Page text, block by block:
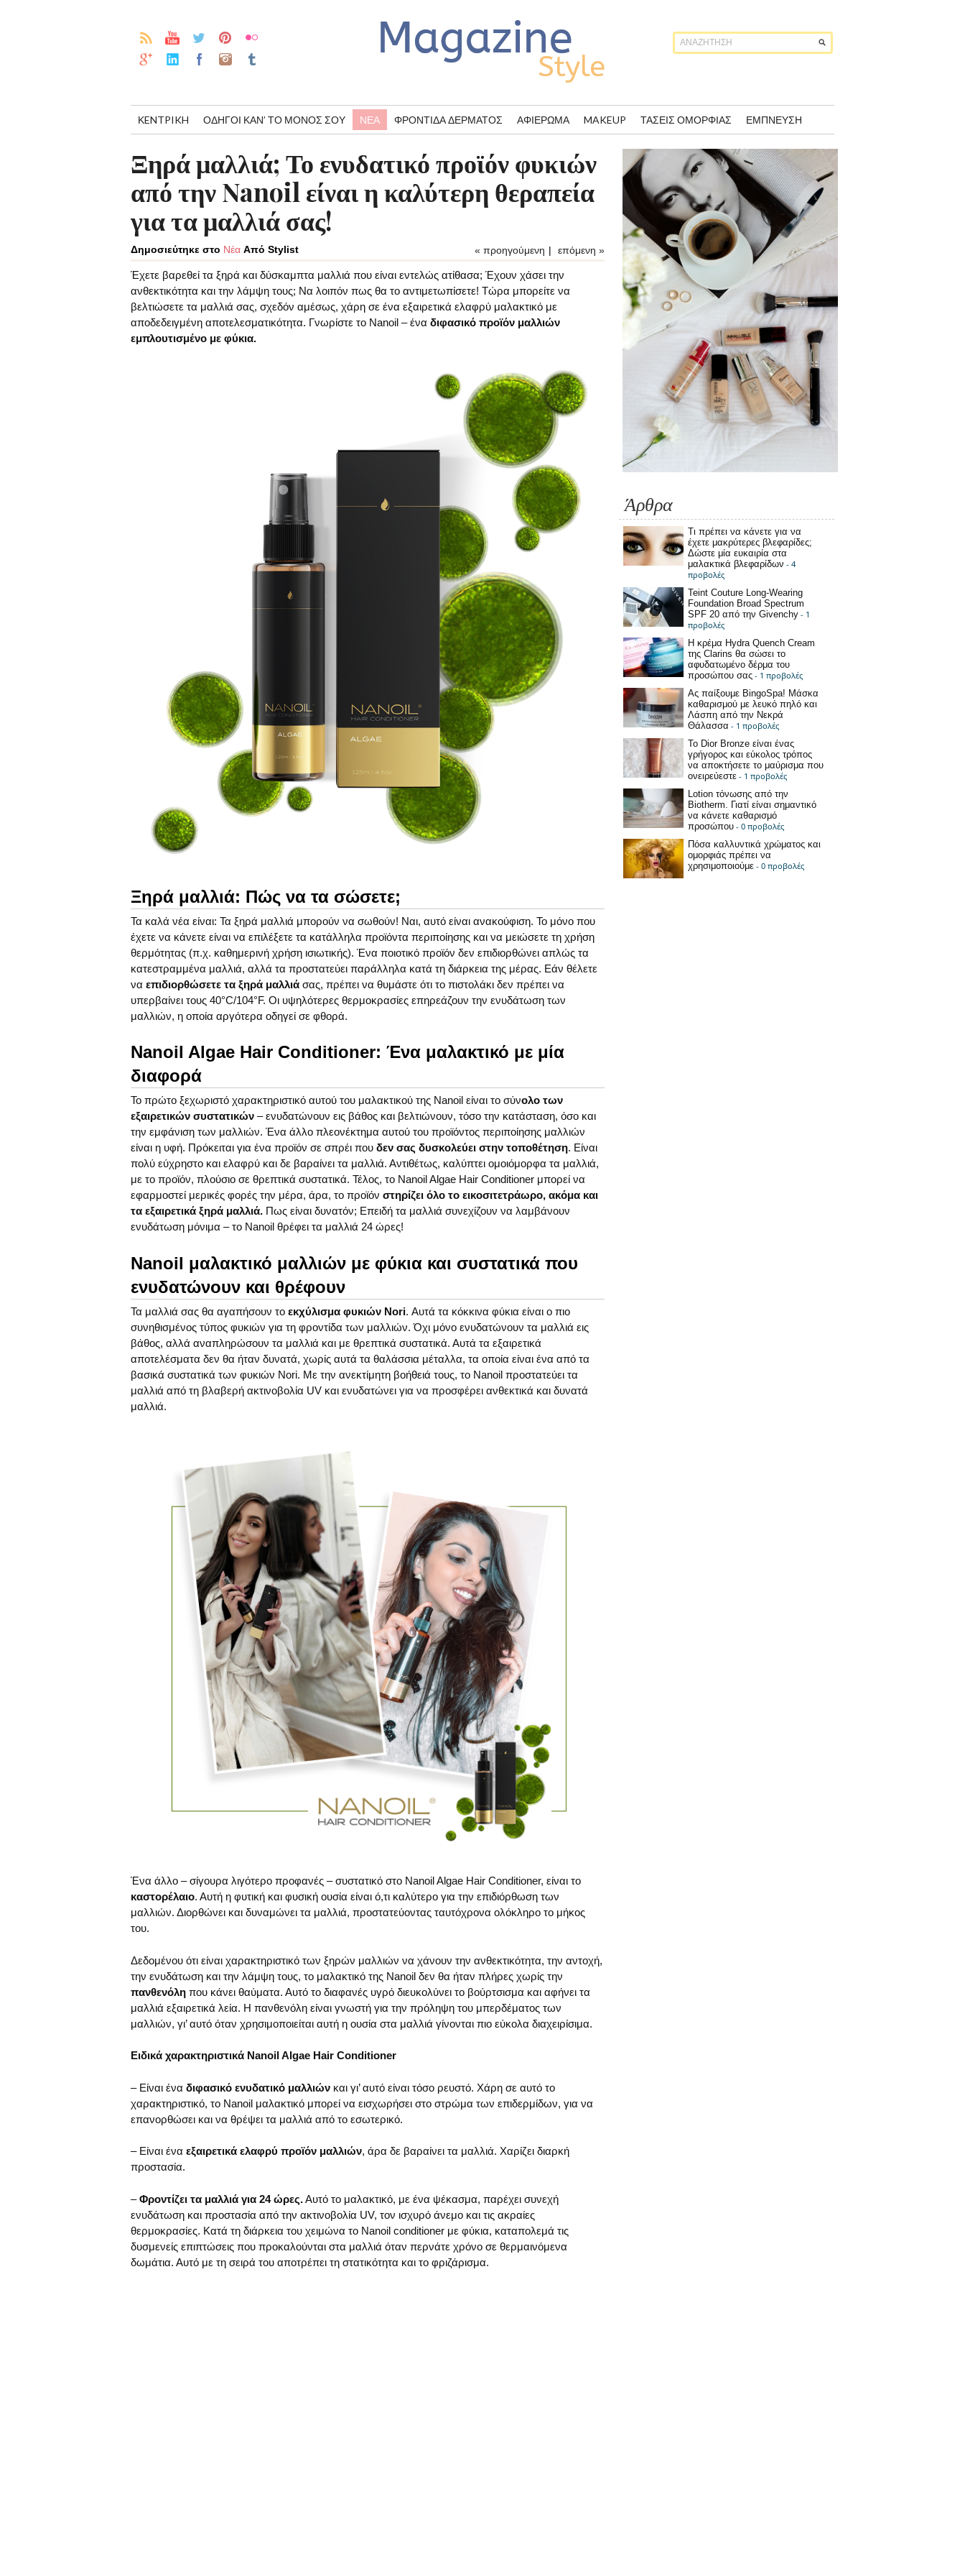
ΚENTPIKH ΟΔΗΓΟΊ ΚΑΝ’ ΤΟ ΜΌΝΟΣ ΣΟΥ ΝΈΑ ΦΡΟΝΤΊΔΑ ΔΈΡΜΑΤΟΣ ΑΦΙΈΡΩΜΑ MAKEUP ΤΆΣΕΙΣ ΟΜΟΡΦΙΆΣ ΈΜΠΝΕΥΣΗ
Ξηρά μαλλιά; Το ενυδατικό προϊόν φυκιών
από την Nanoil είναι η καλύτερη θεραπεία
για τα μαλλιά σας!
Δημοσιεύτηκε στο Νέα Από Stylist « προηγούμενη | επόμενη »
Έχετε βαρεθεί τα ξηρά και δύσκαμπτα μαλλιά που είναι εντελώς ατίθασα; Έχουν χάσει την
ανθεκτικότητα και την λάμψη τους; Να λοιπόν πως θα το αντιμετωπίσετε! Τώρα μπορείτε να
βελτιώσετε τα μαλλιά σας, σχεδόν αμέσως, χάρη σε ένα εξαιρετικά ελαφρύ μαλακτικό με
αποδεδειγμένη αποτελεσματικότητα. Γνωρίστε το Nanoil – ένα διφασικό προϊόν μαλλιών
εμπλουτισμένο με φύκια.
Ξηρά μαλλιά: Πώς να τα σώσετε;
Τα καλά νέα είναι: Τα ξηρά μαλλιά μπορούν να σωθούν! Ναι, αυτό είναι ανακούφιση. Το μόνο που
έχετε να κάνετε είναι να επιλέξετε τα κατάλληλα προϊόντα περιποίησης και να μειώσετε τη χρήση
θερμότητας (π.χ. καθημερινή χρήση ισιωτικής). Ένα ποιοτικό προϊόν δεν επιδιορθώνει απλώς τα
κατεστραμμένα μαλλιά, αλλά τα προστατεύει παράλληλα κατά τη διάρκεια της μέρας. Εάν θέλετε
να επιδιορθώσετε τα ξηρά μαλλιά σας, πρέπει να θυμάστε ότι το πιστολάκι δεν πρέπει να
υπερβαίνει τους 40°C/104°F. Οι υψηλότερες θερμοκρασίες επηρεάζουν την ενυδάτωση των
μαλλιών, η οποία αργότερα οδηγεί σε φθορά.
Nanoil Algae Hair Conditioner: Ένα μαλακτικό με μία
διαφορά
Το πρώτο ξεχωριστό χαρακτηριστικό αυτού του μαλακτικού της Nanoil είναι το σύνολο των
εξαιρετικών συστατικών – ενυδατώνουν εις βάθος και βελτιώνουν, τόσο την κατάσταση, όσο και
την εμφάνιση των μαλλιών. Ένα άλλο πλεονέκτημα αυτού του προϊόντος περιποίησης μαλλιών
είναι η υφή. Πρόκειται για ένα προϊόν σε σπρέι που δεν σας δυσκολεύει στην τοποθέτηση. Είναι
πολύ εύχρηστο και ελαφρύ και δε βαραίνει τα μαλλιά. Αντιθέτως, καλύπτει ομοιόμορφα τα μαλλιά,
με το προϊόν, πλούσιο σε θρεπτικά συστατικά. Τέλος, το Nanoil Algae Hair Conditioner μπορεί να
εφαρμοστεί μερικές φορές την μέρα, άρα, το προϊόν στηρίζει όλο το εικοσιτετράωρο, ακόμα και
τα εξαιρετικά ξηρά μαλλιά. Πως είναι δυνατόν; Επειδή τα μαλλιά συνεχίζουν να λαμβάνουν
ενυδάτωση μόνιμα – το Nanoil θρέφει τα μαλλιά 24 ώρες!
Nanoil μαλακτικό μαλλιών με φύκια και συστατικά που
ενυδατώνουν και θρέφουν
Τα μαλλιά σας θα αγαπήσουν το εκχύλισμα φυκιών Nori. Αυτά τα κόκκινα φύκια είναι ο πιο
συνηθισμένος τύπος φυκιών για τη φροντίδα των μαλλιών. Όχι μόνο ενυδατώνουν τα μαλλιά εις
βάθος, αλλά αναπληρώσουν τα μαλλιά και με θρεπτικά συστατικά. Αυτά τα εξαιρετικά
αποτελέσματα δεν θα ήταν δυνατά, χωρίς αυτά τα θαλάσσια μέταλλα, τα οποία είναι ένα από τα
βασικά συστατικά των φυκιών Nori. Με την ανεκτίμητη βοήθειά τους, το Nanoil προστατεύει τα
μαλλιά από τη βλαβερή ακτινοβολία UV και ενυδατώνει για να προσφέρει ανθεκτικά και δυνατά
μαλλιά.
Ένα άλλο – σίγουρα λιγότερο προφανές – συστατικό στο Nanoil Algae Hair Conditioner, είναι το
καστορέλαιο. Αυτή η φυτική και φυσική ουσία είναι ό,τι καλύτερο για την επιδιόρθωση των
μαλλιών. Διορθώνει και δυναμώνει τα μαλλιά, προστατεύοντας ταυτόχρονα ολόκληρο το μήκος
του.
Δεδομένου ότι είναι χαρακτηριστικό των ξηρών μαλλιών να χάνουν την ανθεκτικότητα, την αντοχή,
την ενυδάτωση και την λάμψη τους, το μαλακτικό της Nanoil δεν θα ήταν πλήρες χωρίς την
πανθενόλη που κάνει θαύματα. Αυτό το διαφανές υγρό διευκολύνει το βούρτσισμα και αφήνει τα
μαλλιά εξαιρετικά λεία. Η πανθενόλη είναι γνωστή για την πρόληψη του μπερδέματος των
μαλλιών, γι’ αυτό όταν χρησιμοποιείται αυτή η ουσία στα μαλλιά γίνονται πιο εύκολα διαχειρίσιμα.
Ειδικά χαρακτηριστικά Nanoil Algae Hair Conditioner
– Είναι ένα διφασικό ενυδατικό μαλλιών και γι’ αυτό είναι τόσο ρευστό. Χάρη σε αυτό το
χαρακτηριστικό, το Nanoil μαλακτικό μπορεί να εισχωρήσει στο στρώμα των επιδερμίδων, για να
επανορθώσει και να θρέψει τα μαλλιά από το εσωτερικό.
– Είναι ένα εξαιρετικά ελαφρύ προϊόν μαλλιών, άρα δε βαραίνει τα μαλλιά. Χαρίζει διαρκή
προστασία.
–Φροντίζει τα μαλλιά για 24 ώρες.Αυτό το μαλακτικό, με ένα ψέκασμα, παρέχει συνεχή
ενυδάτωση και προστασία από την ακτινοβολία UV, τον ισχυρό άνεμο και τις ακραίες
θερμοκρασίες. Κατά τη διάρκεια του χειμώνα το Nanoil conditioner με φύκια, καταπολεμά τις
δυσμενείς επιπτώσεις που προκαλούνται στα μαλλιά όταν περνάτε χρόνο σε θερμαινόμενα
δωμάτια. Αυτό με τη σειρά του αποτρέπει τη στατικότητα και το φριζάρισμα.
Άρθρα
Τι πρέπει να κάνετε για να
έχετε μακρύτερες βλεφαρίδες;
Δώστε μία ευκαιρία στα
μαλακτικά βλεφαρίδων - 4
προβολές
Teint Couture Long-Wearing
Foundation Broad Spectrum
SPF 20 από την Givenchy - 1
προβολές
Η κρέμα Hydra Quench Cream
της Clarins θα σώσει το
αφυδατωμένο δέρμα του
προσώπου σας - 1 προβολές
Ας παίξουμε BingoSpa! Μάσκα
καθαρισμού με λευκό πηλό και
Λάσπη από την Νεκρά
Θάλασσα - 1 προβολές
Το Dior Bronze είναι ένας
γρήγορος και εύκολος τρόπος
να αποκτήσετε το μαύρισμα που
ονειρεύεστε - 1 προβολές
Lotion τόνωσης από την
Biotherm. Γιατί είναι σημαντικό
να κάνετε καθαρισμό
προσώπου - 0 προβολές
Πόσα καλλυντικά χρώματος και
ομορφιάς πρέπει να
χρησιμοποιούμε - 0 προβολές